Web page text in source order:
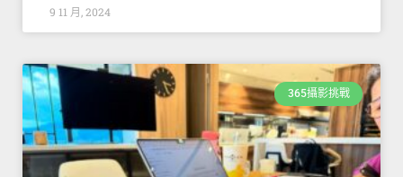
9 11 月, 2024
365攝影挑戰